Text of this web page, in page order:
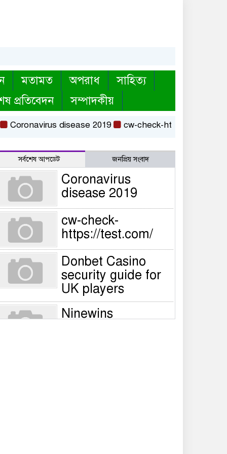
মতামত অপরাধ
সাহিত্য
প্রতিবেদন সম্পাদকীয়
disease 2019 cw-check-https://test.com/
সর্বশেষ আপডেট জনপ্রিয় সংবাদ
Coronavirus
disease 2019
cw-check-
https://test.com/
Donbet Casino
security guide for
UK players
Ninewins